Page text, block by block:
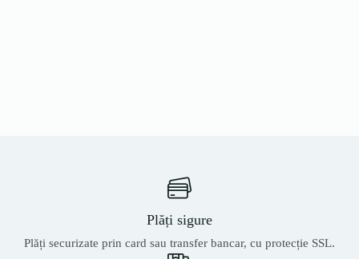
Plăți sigure
Plăți securizate prin card sau transfer bancar, cu protecție SSL.